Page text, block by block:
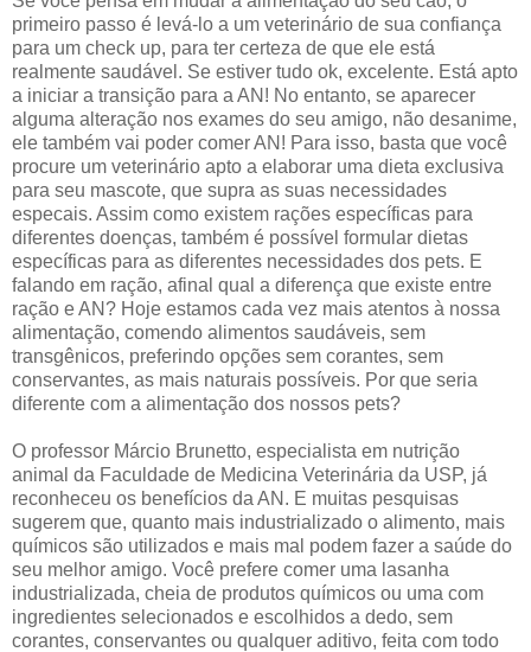
primeiro passo é levá-lo a um veterinário de sua confiança
para um check up, para ter certeza de que ele está
realmente saudável. Se estiver tudo ok, excelente. Está apto
a iniciar a transição para a AN! No entanto, se aparecer
alguma alteração nos exames do seu amigo, não desanime,
ele também vai poder comer AN! Para isso, basta que você
procure um veterinário apto a elaborar uma dieta exclusiva
para seu mascote, que supra as suas necessidades
especais. Assim como existem rações específicas para
diferentes doenças, também é possível formular dietas
específicas para as diferentes necessidades dos pets. E
falando em ração, afinal qual a diferença que existe entre
ração e AN? Hoje estamos cada vez mais atentos à nossa
alimentação, comendo alimentos saudáveis, sem
transgênicos, preferindo opções sem corantes, sem
conservantes, as mais naturais possíveis. Por que seria
diferente com a alimentação dos nossos pets?
O professor Márcio Brunetto, especialista em nutrição
animal da Faculdade de Medicina Veterinária da USP, já
reconheceu os benefícios da AN. E muitas pesquisas
sugerem que, quanto mais industrializado o alimento, mais
químicos são utilizados e mais mal podem fazer a saúde do
seu melhor amigo. Você prefere comer uma lasanha
industrializada, cheia de produtos químicos ou uma com
ingredientes selecionados e escolhidos a dedo, sem
corantes, conservantes ou qualquer aditivo, feita com todo